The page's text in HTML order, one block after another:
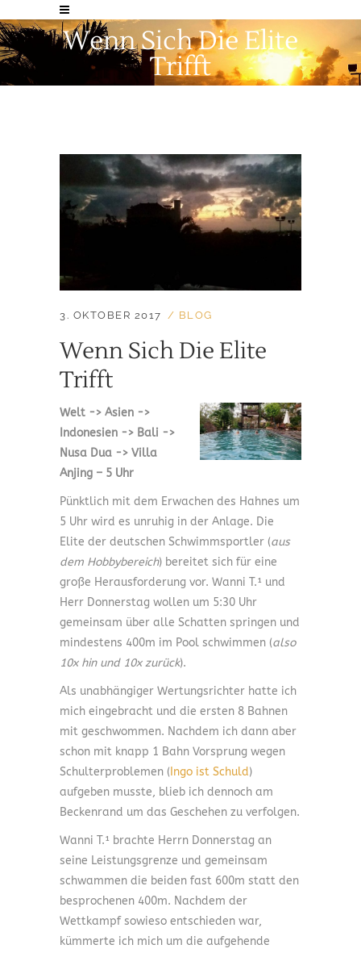
Wenn Sich Die Elite
Trifft
3. OKTOBER 2017 BLOG
Wenn Sich Die Elite
Trifft
Welt -> Asien ->
Indonesien -> Bali ->
Nusa Dua -> Villa
Anjing – 5 Uhr
Pünktlich mit dem Erwachen des Hahnes um
5 Uhr wird es unruhig in der Anlage. Die
Elite der deutschen Schwimmsportler (aus
dem Hobbybereich) bereitet sich für eine
große Herausforderung vor. Wanni T.¹ und
Herr Donnerstag wollen um 5:30 Uhr
gemeinsam über alle Schatten springen und
mindestens 400m im Pool schwimmen (also
10x hin und 10x zurück).
Als unabhängiger Wertungsrichter hatte ich
mich eingebracht und die ersten 8 Bahnen
mit geschwommen. Nachdem ich dann aber
schon mit knapp 1 Bahn Vorsprung wegen
Schulterproblemen ( Ingo ist Schuld)
aufgeben musste, blieb ich dennoch am
Beckenrand um das Geschehen zu verfolgen.
Wanni T.¹ brachte Herrn Donnerstag an
seine Leistungsgrenze und gemeinsam
schwammen die beiden fast 600m statt den
besprochenen 400m. Nachdem der
Wettkampf sowieso entschieden war,
kümmerte ich mich um die aufgehende